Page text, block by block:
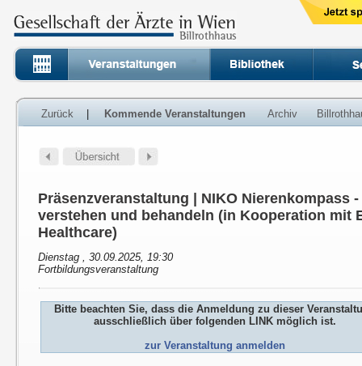
Zurück Kommende Veranstaltungen Archiv
Präsenzveranstaltung | NIKO Nierenkompass
verstehen und behandeln (in Kooperation mit
Healthcare)
Dienstag , 30.09.2025, 19:30
Fortbildungsveranstaltung
Bitte beachten Sie, dass die Anmeldung zu dieser
ausschließlich über folgenden LINK möglich ist.
zur Veranstaltung anmelden